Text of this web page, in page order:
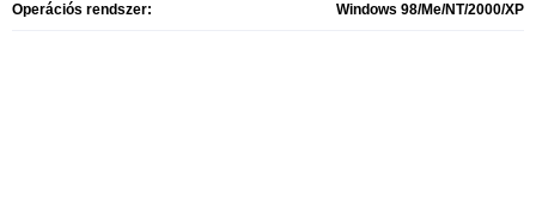
Operációs rendszer: Windows 98/Me/NT/2000/XP